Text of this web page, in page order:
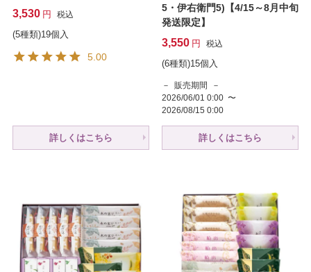
3,530 税込
(5種類)19個入
5.00
詳しくはこちら
5・伊右衛門5)【4/15～8月中旬
発送限定】
3,550 税込
(6種類)15個入
販売期間
2026/06/01 0:00 〜
2026/08/15 0:00
詳しくはこちら